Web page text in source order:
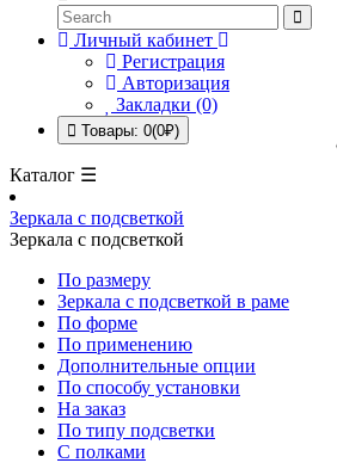
Личный кабинет
Регистрация
Авторизация
Закладки (0)
Товары: 0(0₽)
Каталог ☰
Зеркала с подсветкой
Зеркала с подсветкой
По размеру
Зеркала с подсветкой в раме
По форме
По применению
Дополнительные опции
По способу установки
На заказ
По типу подсветки
С полками